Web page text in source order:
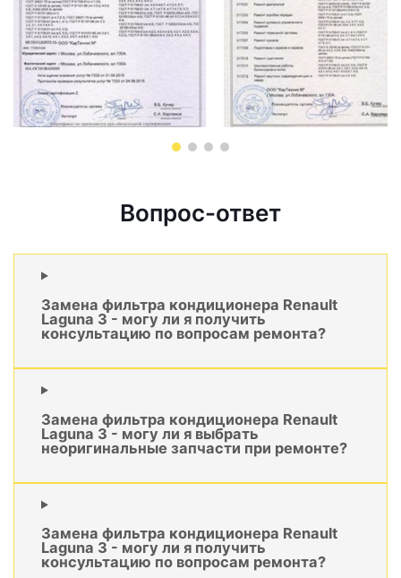
Вопрос-ответ
Замена фильтра кондиционера Renault
Laguna 3 - могу ли я получить
консультацию по вопросам ремонта?
Замена фильтра кондиционера Renault
Laguna 3 - могу ли я выбрать
неоригинальные запчасти при ремонте?
Замена фильтра кондиционера Renault
Laguna 3 - могу ли я получить
консультацию по вопросам ремонта?